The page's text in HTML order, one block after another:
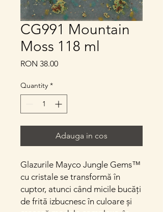
CG991 Mountain
Moss 118 ml
RON 38.00Price
Quantity *
Adauga in cos
Glazurile Mayco Jungle Gems™
cu cristale se transformă în
cuptor, atunci când micile bucăți
de frită izbucnesc în culoare și